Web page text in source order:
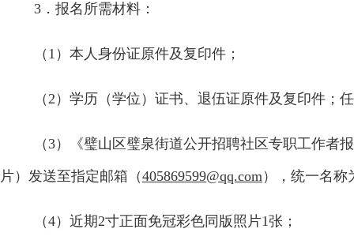
3 ．报名所需材料：
（ 1 ）本人身份证原件及复印件；
（2 ）学历（学位）证书、退伍证原件及复印件；
（3）《璧山区璧泉街道公开招聘社区专职工作者
片）发送至指定邮箱（405869599@qq.com），统一名称
（4）近期2寸正面免冠彩色同版照片1张；